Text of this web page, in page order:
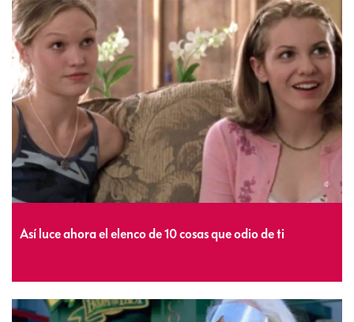
Así luce ahora el elenco de 10 cosas que odio de ti